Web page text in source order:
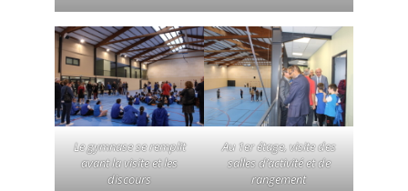
Le gymnase se remplit
avant la visite et les
discours
Au 1er étage, visite des
salles d’activité et de
rangement